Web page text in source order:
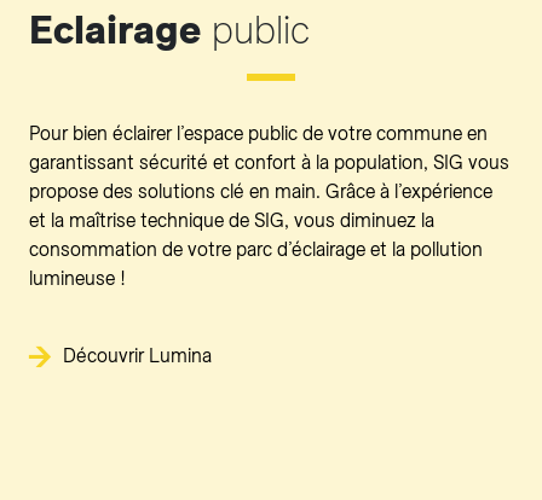
Eclairage public
Pour bien éclairer l’espace public de votre commune en
garantissant sécurité et confort à la population, SIG vous
propose des solutions clé en main. Grâce à l’expérience
et la maîtrise technique de SIG, vous diminuez la
consommation de votre parc d’éclairage et la pollution
lumineuse !
Découvrir Lumina